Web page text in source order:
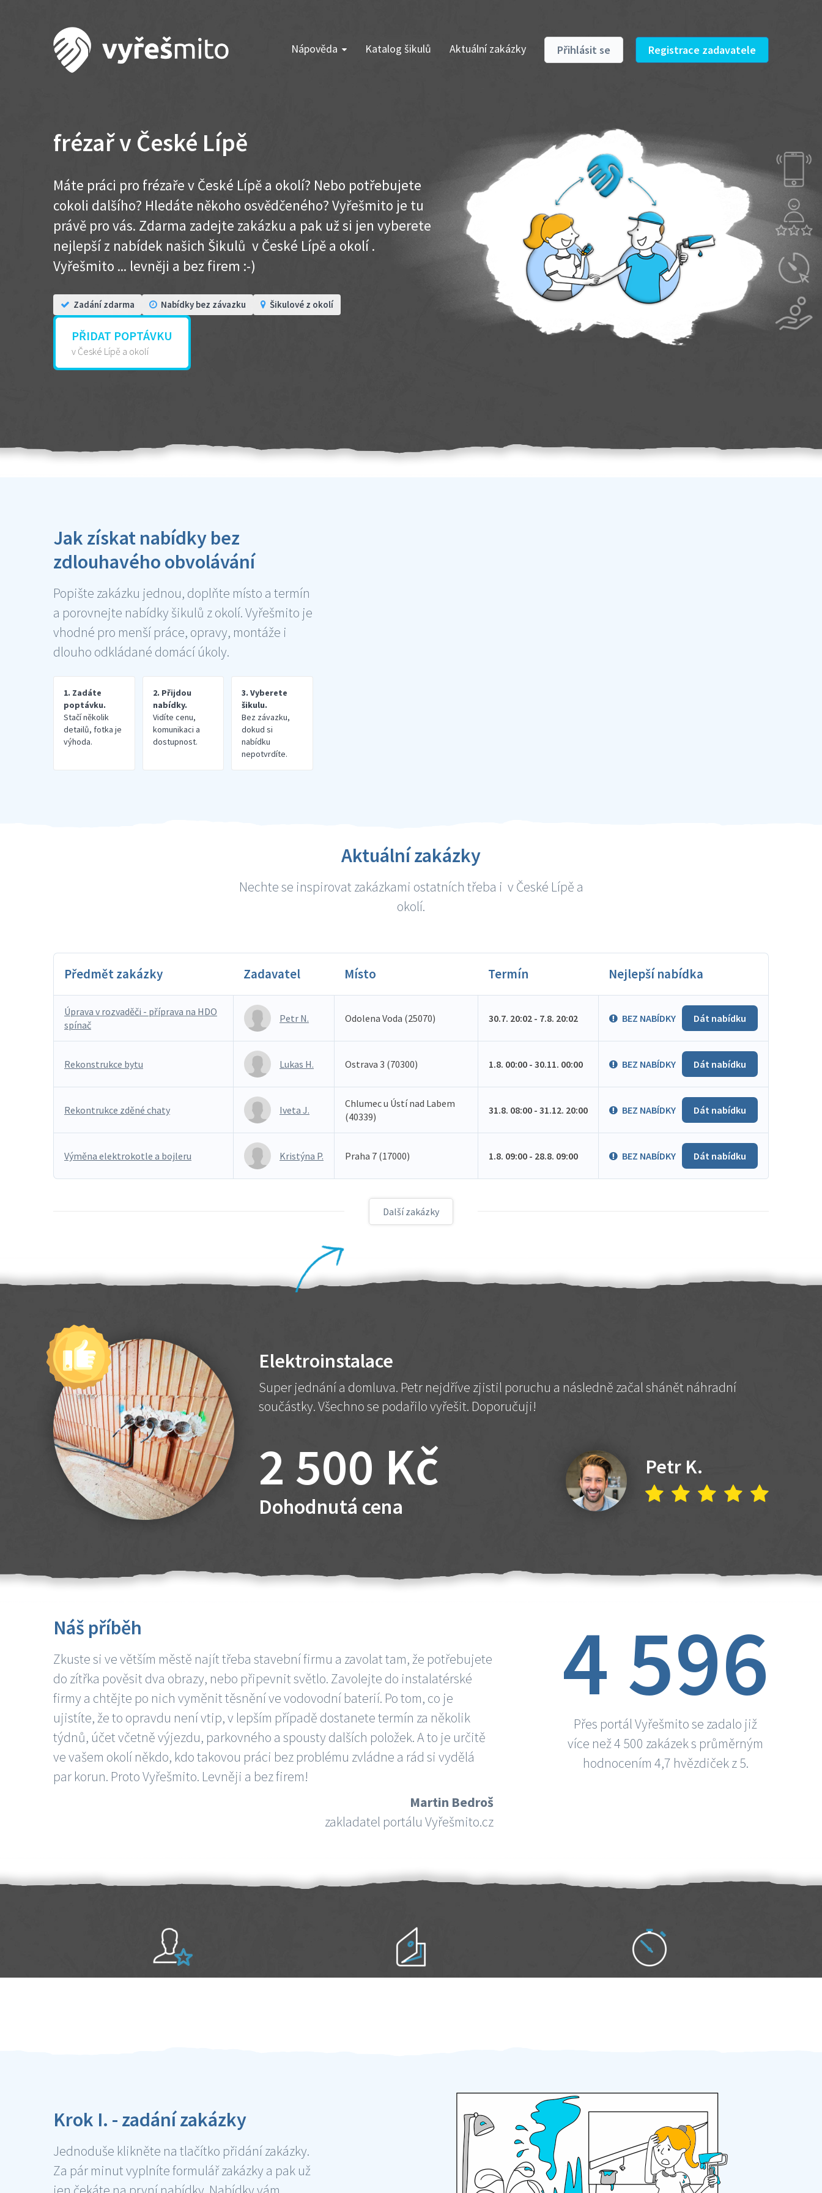
Nápověda Katalog šikulů Aktuální zakázky Přihlásit se Registrace zadavatele
frézař v České Lípě
Máte práci pro frézaře v České Lípě a okolí? Nebo potřebujete
cokoli dalšího? Hledáte někoho osvědčeného? Vyřešmito je tu
právě pro vás. Zdarma zadejte zakázku a pak už si jen vyberete
nejlepší z nabídek našich Šikulů v České Lípě a okolí .
Vyřešmito ... levněji a bez firem :-)
Zadání zdarma Nabídky bez závazku Šikulové z okolí
PŘIDAT POPTÁVKU
v České Lípě a okolí
Jak získat nabídky bez
zdlouhavého obvolávání
Popište zakázku jednou, doplňte místo a termín
a porovnejte nabídky šikulů z okolí. Vyřešmito je
vhodné pro menší práce, opravy, montáže i
dlouho odkládané domácí úkoly.
1. Zadáte
poptávku.
Stačí několik
detailů, fotka je
výhoda.
2. Přijdou
nabídky.
Vidíte cenu,
komunikaci a
dostupnost.
3. Vyberete
šikulu.
Bez závazku,
dokud si
nabídku
nepotvrdíte.
Aktuální zakázky
Nechte se inspirovat zakázkami ostatních třeba i v České Lípě a
okolí.
Předmět zakázky Zadavatel Místo Termín Nejlepší nabídka
Úprava v rozvaděči - příprava na HDO
spínač
Petr N. Odolena Voda (25070) 30.7. 20:02 - 7.8. 20:02 BEZ NABÍDKY Dát nabídku
Rekonstrukce bytu Lukas H. Ostrava 3 (70300) 1.8. 00:00 - 30.11. 00:00 BEZ NABÍDKY Dát nabídku
Rekontrukce zděné chaty Iveta J.
Chlumec u Ústí nad Labem
(40339)
31.8. 08:00 - 31.12. 20:00 BEZ NABÍDKY Dát nabídku
Výměna elektrokotle a bojleru Kristýna P. Praha 7 (17000) 1.8. 09:00 - 28.8. 09:00 BEZ NABÍDKY Dát nabídku
Další zakázky
Elektroinstalace
Super jednání a domluva. Petr nejdříve zjistil poruchu a následně začal shánět náhradní
součástky. Všechno se podařilo vyřešit. Doporučuji!
2 500 Kč
Dohodnutá cena
Petr K.
Náš příběh
Zkuste si ve větším městě najít třeba stavební firmu a zavolat tam, že potřebujete
do zítřka pověsit dva obrazy, nebo připevnit světlo. Zavolejte do instalatérské
firmy a chtějte po nich vyměnit těsnění ve vodovodní baterií. Po tom, co je
ujistíte, že to opravdu není vtip, v lepším případě dostanete termín za několik
týdnů, účet včetně výjezdu, parkovného a spousty dalších položek. A to je určitě
ve vašem okolí někdo, kdo takovou práci bez problému zvládne a rád si vydělá
par korun. Proto Vyřešmito. Levněji a bez firem!
Martin Bedroš
zakladatel portálu Vyřešmito.cz
4 596
Přes portál Vyřešmito se zadalo již
více než 4 500 zakázek s průměrným
hodnocením 4,7 hvězdiček z 5.
Krok I. - zadání zakázky
Jednoduše klikněte na tlačítko přidání zakázky.
Za pár minut vyplníte formulář zakázky a pak už